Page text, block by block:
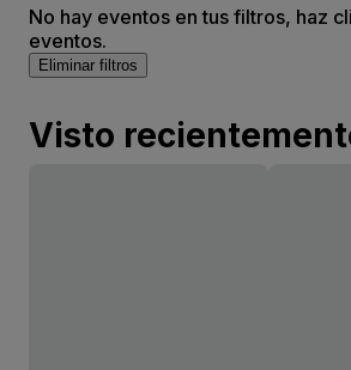
No hay eventos en tus filtros, haz
eventos.
Eliminar filtros
Visto